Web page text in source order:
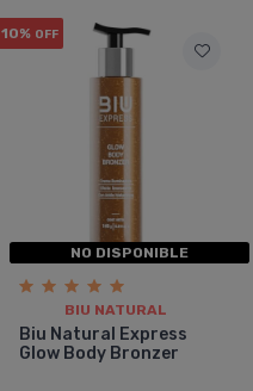
10% OFF
NO DISPONIBLE
BIU NATURAL
Biu Natural Express
Glow Body Bronzer